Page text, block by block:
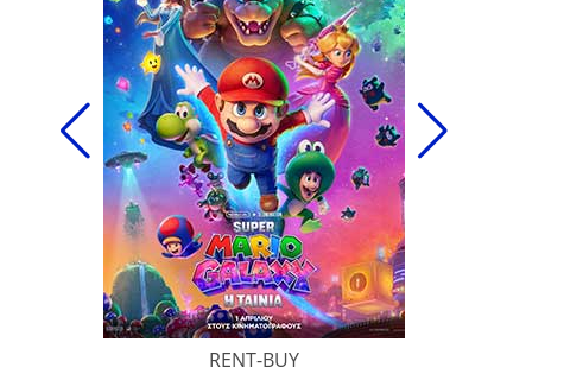
RENT-BUY